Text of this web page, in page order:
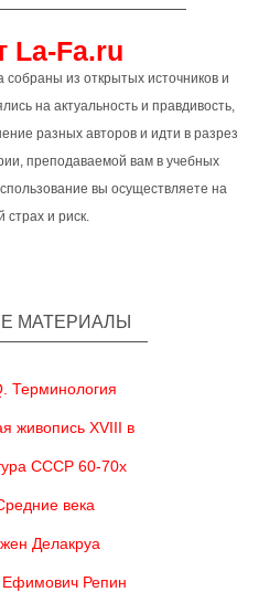
La-Fa.ru
из открытых источников и
на актуальность и правдивость,
разных авторов и идти в разрез
преподаваемой вам в учебных
вы осуществляете на
страх и риск.
МАТЕРИАЛЫ
Терминология
живопись XVIII в
СССР 60-70х
века
Делакруа
Репин